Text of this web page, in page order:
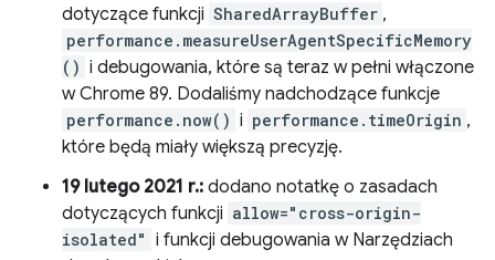
dotyczące funkcji SharedArrayBuffer ,
performance.measureUserAgentSpecificMemory
() i debugowania, które są teraz w pełni włączone
w Chrome 89. Dodaliśmy nadchodzące funkcje
performance.now() i performance.timeOrigin ,
które będą miały większą precyzję.
19 lutego 2021 r.: dodano notatkę o zasadach
dotyczących funkcji allow="cross-origin-
isolated" i funkcji debugowania w Narzędziach